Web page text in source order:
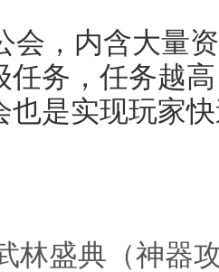
会，内含大量
任务，任务越
也是实现玩家
林盛典（神器